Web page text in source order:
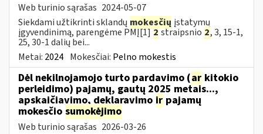
Web turinio sąrašas 2024-05-07
Siekdami užtikrinti sklandų mokesčių įstatymų
įgyvendinimą, parengėme PMĮ[1]2straipsnio 2, 3, 15-1,
25, 30-1 dalių bei...
Metai: 2024 Mokesčiai: Pelno mokestis
Dėl nekilnojamojo turto pardavimo (ar kitokio
perleidimo) pajamų, gautų 2025 metais...,
apskaičiavimo, deklaravimo ir pajamų
mokesčio sumokėjimo
Web turinio sąrašas 2026-03-26